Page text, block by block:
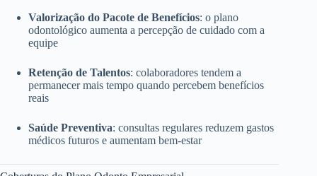
Valorização do Pacote de Benefícios: o plano
odontológico aumenta a percepção de cuidado com a
equipe
Retenção de Talentos: colaboradores tendem a
permanecer mais tempo quando percebem benefícios
reais
Saúde Preventiva: consultas regulares reduzem gastos
médicos futuros e aumentam bem-estar